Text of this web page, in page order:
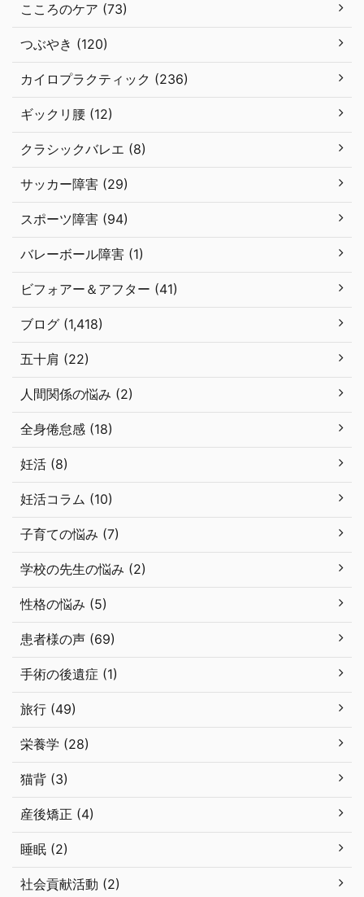
こころのケア (73)
つぶやき (120)
カイロプラクティック (236)
ギックリ腰 (12)
クラシックバレエ (8)
サッカー障害 (29)
スポーツ障害 (94)
バレーボール障害 (1)
ビフォアー＆アフター (41)
ブログ (1,418)
五十肩 (22)
人間関係の悩み (2)
全身倦怠感 (18)
妊活 (8)
妊活コラム (10)
子育ての悩み (7)
学校の先生の悩み (2)
性格の悩み (5)
患者様の声 (69)
手術の後遺症 (1)
旅行 (49)
栄養学 (28)
猫背 (3)
産後矯正 (4)
睡眠 (2)
社会貢献活動 (2)